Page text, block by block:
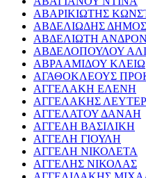
ΑΒΑΡΙΚΙΩΤΗΣ
ΑΒΔΕΛΙΩΔΗΣ ΔΗΜΟΣ
ΑΒΔΕΛΙΩΤΗ
ΑΒΔΕΛΟΠΟΥΛΟΥ
ΑΒΡΑΑΜΙΔΟΥ ΚΛΕΙΩ
ΑΓΑΘΟΚΛΕΟΥΣ
ΑΓΓΕΛΑΚΗ ΕΛΕΝΗ
ΑΓΓΕΛΑΚΗΣ
ΑΓΓΕΛΑΤΟΥ ΔΑΝΑΗ
ΑΓΓΕΛΗ ΒΑΣΙΛΙΚΗ
ΑΓΓΕΛΗ ΓΙΟΥΛΗ
ΑΓΓΕΛΗ ΝΙΚΟΛΕΤΑ
ΑΓΓΕΛΗΣ ΝΙΚΟΛΑΣ